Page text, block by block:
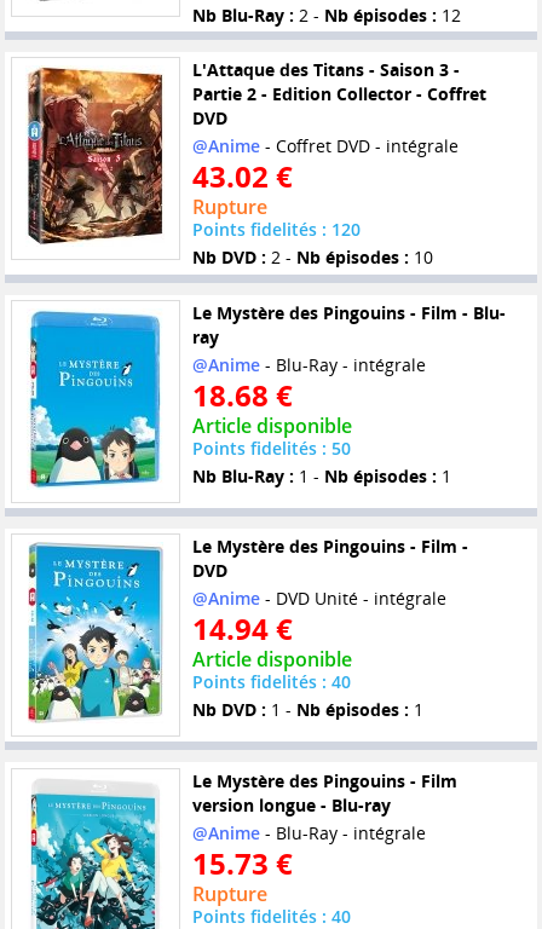
Nb Blu-Ray : 2 - Nb épisodes : 12
L'Attaque des Titans - Saison 3 -
Partie 2 - Edition Collector - Coffret
DVD
@Anime- Coffret DVD - intégrale
43.02 €
Rupture
Points fidelités : 120
Nb DVD : 2 - Nb épisodes : 10
Le Mystère des Pingouins - Film - Blu-
ray
@Anime- Blu-Ray - intégrale
18.68 €
Article disponible
Points fidelités : 50
Nb Blu-Ray : 1 - Nb épisodes : 1
Le Mystère des Pingouins - Film -
DVD
@Anime- DVD Unité - intégrale
14.94 €
Article disponible
Points fidelités : 40
Nb DVD : 1 - Nb épisodes : 1
Le Mystère des Pingouins - Film
version longue - Blu-ray
@Anime- Blu-Ray - intégrale
15.73 €
Rupture
Points fidelités : 40